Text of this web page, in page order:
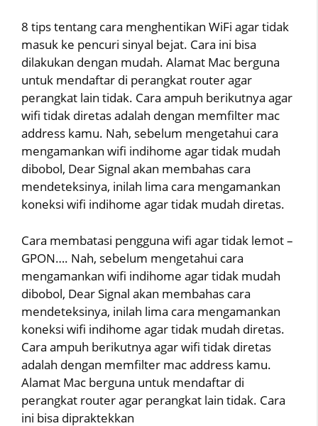
8 tips tentang cara menghentikan WiFi agar tidak
masuk ke pencuri sinyal bejat. Cara ini bisa
dilakukan dengan mudah. Alamat Mac berguna
untuk mendaftar di perangkat router agar
perangkat lain tidak. Cara ampuh berikutnya agar
wifi tidak diretas adalah dengan memfilter mac
address kamu. Nah, sebelum mengetahui cara
mengamankan wifi indihome agar tidak mudah
dibobol, Dear Signal akan membahas cara
mendeteksinya, inilah lima cara mengamankan
koneksi wifi indihome agar tidak mudah diretas.
Cara membatasi pengguna wifi agar tidak lemot –
GPON…. Nah, sebelum mengetahui cara
mengamankan wifi indihome agar tidak mudah
dibobol, Dear Signal akan membahas cara
mendeteksinya, inilah lima cara mengamankan
koneksi wifi indihome agar tidak mudah diretas.
Cara ampuh berikutnya agar wifi tidak diretas
adalah dengan memfilter mac address kamu.
Alamat Mac berguna untuk mendaftar di
perangkat router agar perangkat lain tidak. Cara
ini bisa dipraktekkan